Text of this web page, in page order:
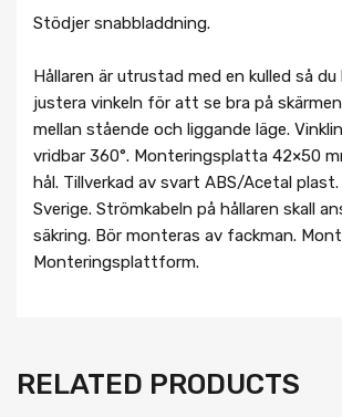
Stödjer snabbladdning.
Hållaren är utrustad med en kulled så du
justera vinkeln för att se bra på
mellan stående och liggande läge.
vridbar 360°. Monteringsplatta 42×50
hål. Tillverkad av svart ABS/Acetal plast.
Sverige. Strömkabeln på hållaren skall
säkring. Bör monteras av fackman.
Monteringsplattform.
RELATED PRODUCTS